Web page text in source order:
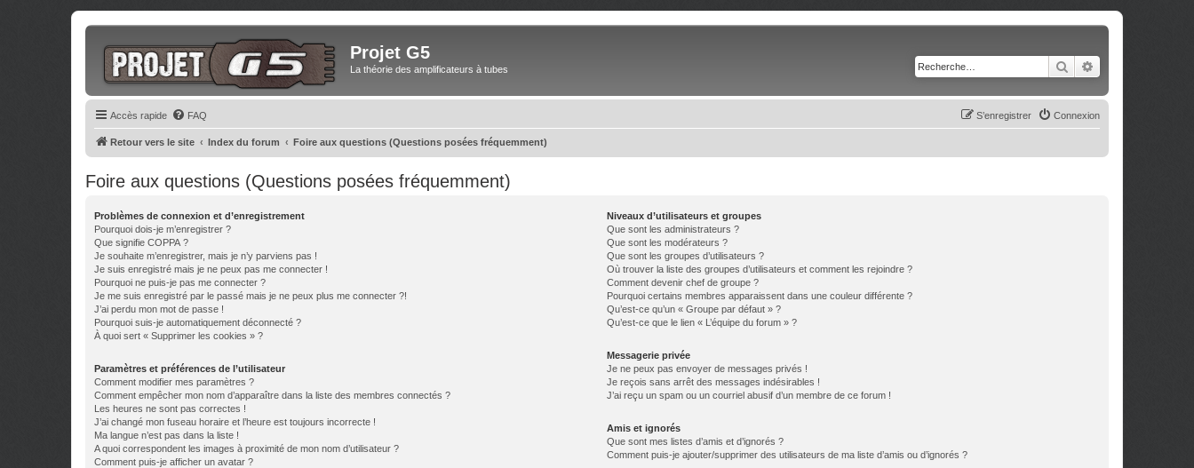
Projet G5
La théorie des amplificateurs à tubes Rechercher
Accès rapide FAQ Connexion
S’enregistrer
Retour vers le site Index du forum Foire aux questions (Questions posées fréquemment)
Foire aux questions (Questions posées fréquemment)
Problèmes de connexion et d’enregistrement
Pourquoi dois-je m’enregistrer ?
Que signifie COPPA ?
Je souhaite m’enregistrer, mais je n’y parviens pas !
Je suis enregistré mais je ne peux pas me connecter !
Pourquoi ne puis-je pas me connecter ?
Je me suis enregistré par le passé mais je ne peux plus me connecter ?!
J’ai perdu mon mot de passe !
Pourquoi suis-je automatiquement déconnecté ?
À quoi sert « Supprimer les cookies » ?
Paramètres et préférences de l’utilisateur
Comment modifier mes paramètres ?
Comment empêcher mon nom d’apparaître dans la liste des membres connectés ?
Les heures ne sont pas correctes !
J’ai changé mon fuseau horaire et l’heure est toujours incorrecte !
Ma langue n’est pas dans la liste !
A quoi correspondent les images à proximité de mon nom d’utilisateur ?
Comment puis-je afficher un avatar ?
Niveaux d’utilisateurs et groupes
Que sont les administrateurs ?
Que sont les modérateurs ?
Que sont les groupes d’utilisateurs ?
Où trouver la liste des groupes d’utilisateurs et comment les rejoindre ?
Comment devenir chef de groupe ?
Pourquoi certains membres apparaissent dans une couleur différente ?
Qu’est-ce qu’un « Groupe par défaut » ?
Qu’est-ce que le lien « L’équipe du forum » ?
Messagerie privée
Je ne peux pas envoyer de messages privés !
Je reçois sans arrêt des messages indésirables !
J’ai reçu un spam ou un courriel abusif d’un membre de ce forum !
Amis et ignorés
Que sont mes listes d’amis et d’ignorés ?
Comment puis-je ajouter/supprimer des utilisateurs de ma liste d’amis ou d’ignorés ?